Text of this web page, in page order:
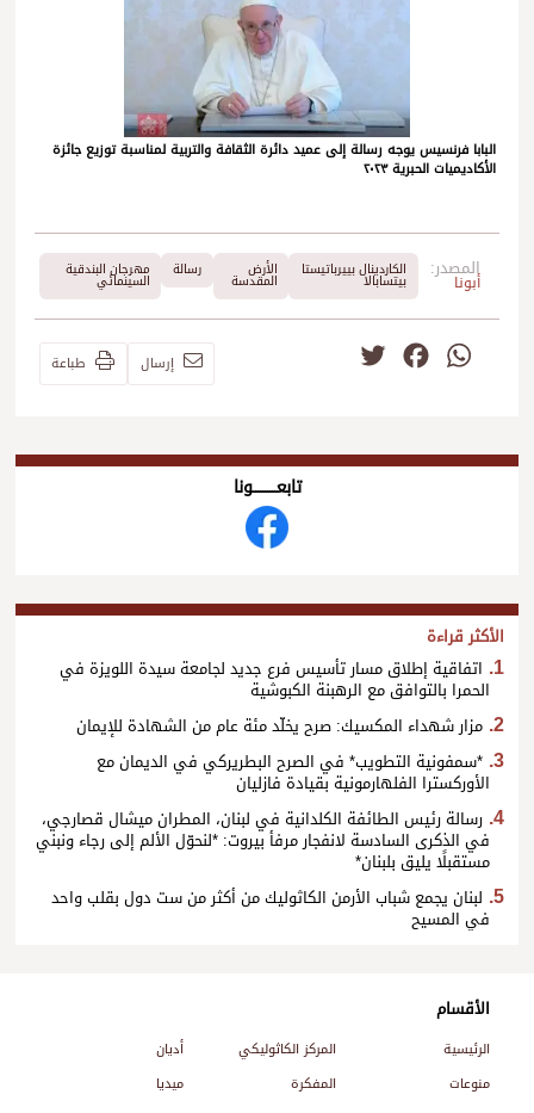
البابا فرنسيس يوجه رسالة إلى عميد دائرة الثقافة والتربية لمناسبة توزيع جائزة
الأكاديميات الحبرية ٢٠٢٣
المصدر:
أبونا
الكاردينال بييرباتيستا
بيتسابالا
الأرض
المقدسة
رسالة مهرجان البندقية
السينمائي
WhatsApp
Facebook إرسال طباعة
تابعــــــــــونا
الأكثر قراءة
اتفاقية إطلاق مسار تأسيس فرع جديد لجامعة سيدة اللويزة في
الحمرا بالتوافق مع الرهبنة الكبوشية
مزار شهداء المكسيك: صرح يخلّد مئة عام من الشهادة للإيمان
*سمفونية التطويب* في الصرح البطريركي في الديمان مع
الأوركسترا الفلهارمونية بقيادة فازليان
رسالة رئيس الطائفة الكلدانية في لبنان، المطران ميشال قصارجي،
في الذكرى السادسة لانفجار مرفأ بيروت: *لنحوّل الألم إلى رجاء ونبني
مستقبلًا يليق بلبنان*
لبنان يجمع شباب الأرمن الكاثوليك من أكثر من ست دول بقلب واحد
في المسيح
الأقسام
الرئيسية المركز الكاثوليكي
أديان
منوعات
المفكرة
ميديا